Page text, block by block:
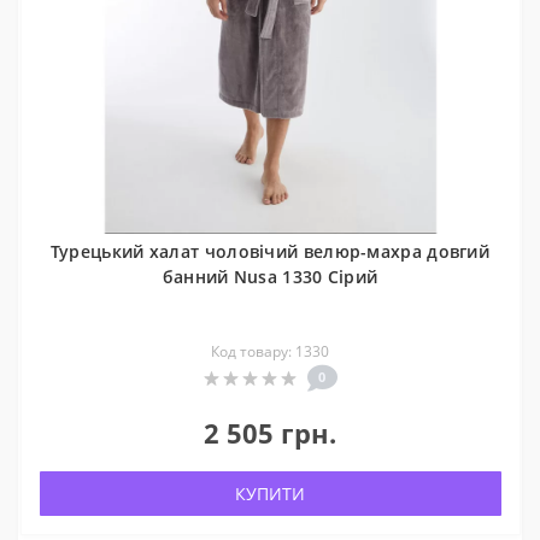
Турецький халат чоловічий велюр-махра довгий
банний Nusa 1330 Сірий
Код товару: 1330
0
2 505 грн.
КУПИТИ